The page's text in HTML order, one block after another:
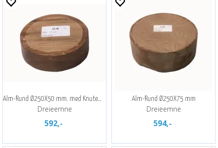
Alm-Rund Ø250X50 mm. med Knutemønster
Dreieemne
592,-
Alm-Rund Ø250X75 mm
Dreieemne
594,-